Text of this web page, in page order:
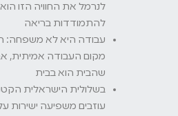
לנרמל את החוויה הזו
להתמודדות בריאה
עבודה היא לא משפחה:
מקום העבודה אמיתית,
שהבית הוא בבית
בשלולית הישראלית
עוזבים משפיעה ישירות